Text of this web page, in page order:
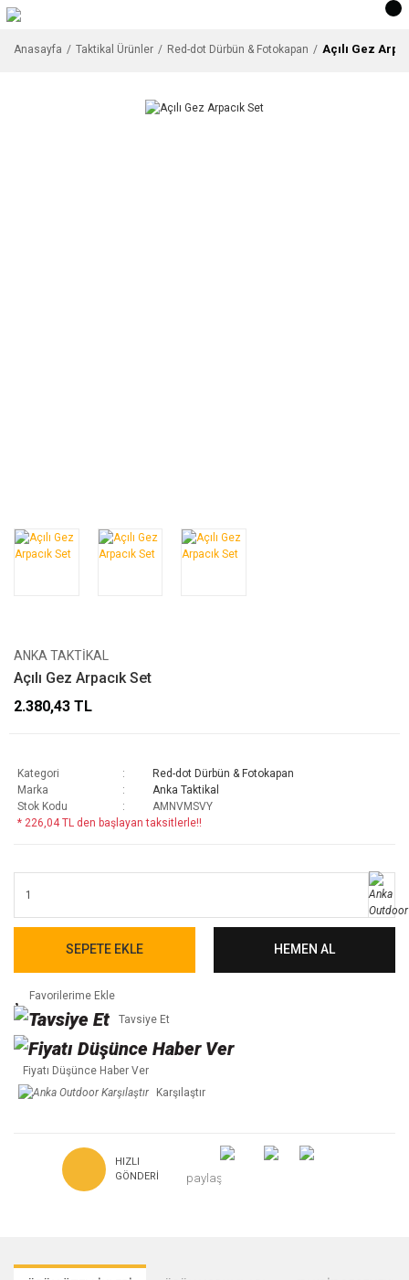
Anasayfa Taktikal Ürünler Red-dot Dürbün & Fotokapan Açılı Gez
ANKA TAKTIKAL
Açılı Gez Arpacık Set
2.380,43 TL
Kategori
Red-dot Dürbün & Fotokapan
Marka
Anka Taktikal
Stok Kodu
AMNVMSVY
* 226,04 TL den başlayan taksitlerle!!
SEPETE EKLE HEMEN AL
Tavsiye Et
Fiyatı Düşünce Haber Ver
Karşılaştır
HIZLI
GÖNDERI
paylaş